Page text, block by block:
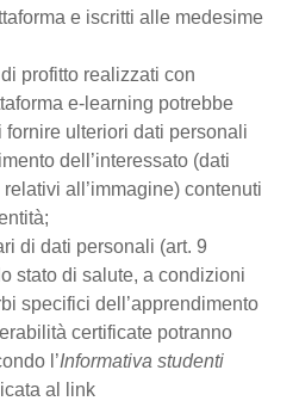
e iscritti alle medesime
profitto realizzati con
e-learning potrebbe
fornire ulteriori dati personali
dell’interessato (dati
all’immagine) contenuti
di dati personali (art. 9
stato di salute, a condizioni
specifici dell’apprendimento
certificate potranno
l’Informativa studenti
al link